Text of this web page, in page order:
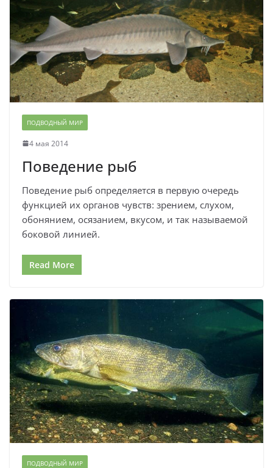
ПОДВОДНЫЙ МИР
4 мая 2014
Поведение рыб
Поведение рыб определяется в первую очередь
функцией их органов чувств: зрением, слухом,
обонянием, осязанием, вкусом, и так называемой
боковой линией.
Read More
ПОДВОДНЫЙ МИР